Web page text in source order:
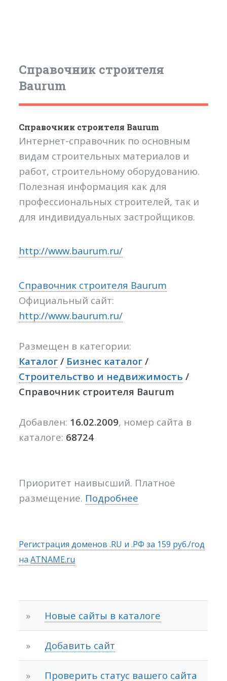
Справочник строителя
Baurum
Справочник строителя Baurum
Интернет-справочник по основным
видам строительных материалов и
работ, строительному оборудованию.
Полезная информация как для
профессиональных строителей, так и
для индивидуальных застройщиков.
http://www.baurum.ru/
Справочник строителя Baurum
Официальный сайт:
http://www.baurum.ru/
Размещен в категории:
Каталог / Бизнес каталог /
Строительство и недвижимость /
Справочник строителя Baurum
Добавлен: 16.02.2009, номер сайта в
каталоге: 68724
Приоритет наивысший. Платное
размещение. Подробнее
Регистрация доменов .RU и .РФ за 159 руб./год
наATNAME.ru
» Новые сайты в каталоге
» Добавить сайт
» Проверить статус вашего сайта